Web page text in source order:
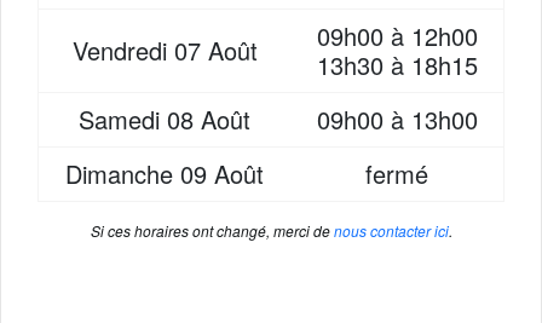
Vendredi 07 Août
09h00 à 12h00
13h30 à 18h15
Samedi 08 Août
09h00 à 13h00
Dimanche 09 Août fermé
Si ces horaires ont changé, merci denous contacter ici.